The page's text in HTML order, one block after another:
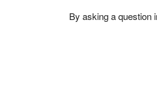
By asking a question